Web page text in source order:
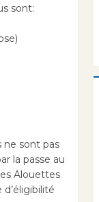
sont:
ne sont pas
la passe au
Alouettes